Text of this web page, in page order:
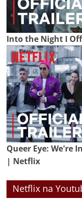
Into the Night I
Queer Eye: We're
| Netflix
Netflix na